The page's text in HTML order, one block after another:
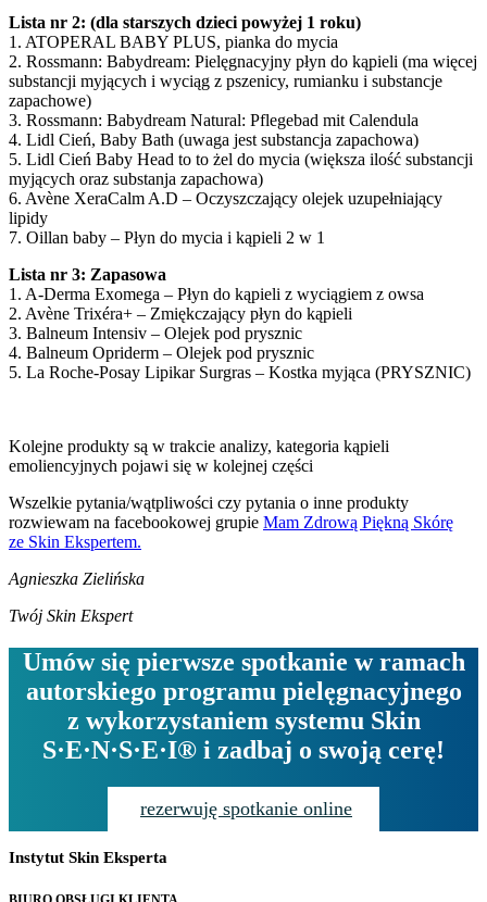
Lista nr 2: (dla starszych dzieci powyżej 1 roku)
1. ATOPERAL BABY PLUS, pianka do mycia
2. Rossmann: Babydream: Pielęgnacyjny płyn do kąpieli (ma więcej
substancji myjących i wyciąg z pszenicy, rumianku i substancje
zapachowe)
3. Rossmann: Babydream Natural: Pflegebad mit Calendula
4. Lidl Cień, Baby Bath (uwaga jest substancja zapachowa)
5. Lidl Cień Baby Head to to żel do mycia (większa ilość substancji
myjących oraz substanja zapachowa)
6. Avène XeraCalm A.D – Oczyszczający olejek uzupełniający
lipidy
7. Oillan baby – Płyn do mycia i kąpieli 2 w 1
Lista nr 3: Zapasowa
1. A-Derma Exomega – Płyn do kąpieli z wyciągiem z owsa
2. Avène Trixéra+ – Zmiękczający płyn do kąpieli
3. Balneum Intensiv – Olejek pod prysznic
4. Balneum Opriderm – Olejek pod prysznic
5. La Roche-Posay Lipikar Surgras – Kostka myjąca (PRYSZNIC)
Kolejne produkty są w trakcie analizy, kategoria kąpieli
emoliencyjnych pojawi się w kolejnej części
Wszelkie pytania/wątpliwości czy pytania o inne produkty
rozwiewam na facebookowej grupie Mam Zdrową Piękną Skórę
ze Skin Ekspertem.
Agnieszka Zielińska
Twój Skin Ekspert
Umów się pierwsze spotkanie w ramach
autorskiego programu pielęgnacyjnego
z wykorzystaniem systemu Skin
S·E·N·S·E·I® i zadbaj o swoją cerę!
rezerwuję spotkanie online
Instytut Skin Eksperta